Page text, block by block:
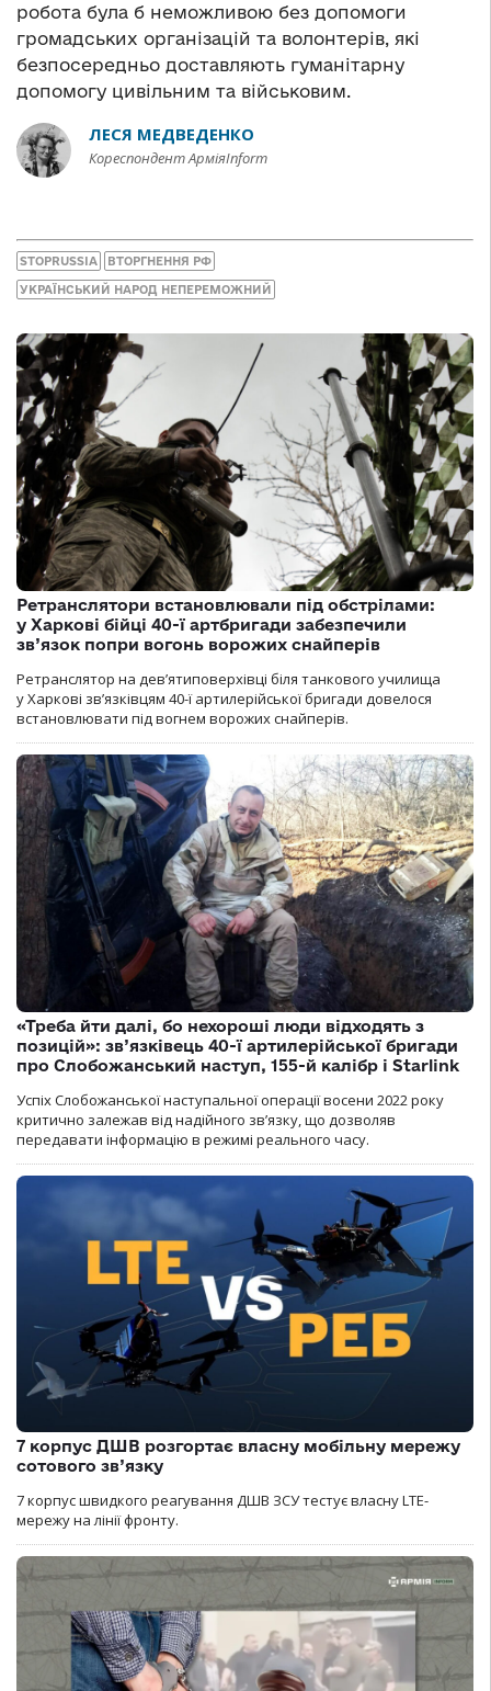
робота була б неможливою без допомоги
громадських організацій та волонтерів, які
безпосередньо доставляють гуманітарну
допомогу цивільним та військовим.
ЛЕСЯ МЕДВЕДЕНКО
Кореспондент АрміяInform
STOPRUSSIA ВТОРГНЕННЯ РФ
УКРАЇНСЬКИЙ НАРОД НЕПЕРЕМОЖНИЙ
Ретранслятори встановлювали під обстрілами:
у Харкові бійці 40-ї артбригади забезпечили
зв’язок попри вогонь ворожих снайперів
Ретранслятор на дев’ятиповерхівці біля танкового училища
у Харкові зв’язківцям 40-ї артилерійської бригади довелося
встановлювати під вогнем ворожих снайперів.
«Треба йти далі, бо нехороші люди відходять з
позицій»: зв’язківець 40-ї артилерійської бригади
про Слобожанський наступ, 155-й калібр і Starlink
Успіх Слобожанської наступальної операції восени 2022 року
критично залежав від надійного зв’язку, що дозволяв
передавати інформацію в режимі реального часу.
7 корпус ДШВ розгортає власну мобільну мережу
сотового зв’язку
7 корпус швидкого реагування ДШВ ЗСУ тестує власну LTE-
мережу на лінії фронту.